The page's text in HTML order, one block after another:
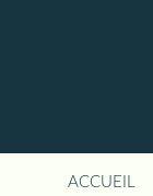
ACCUEIL